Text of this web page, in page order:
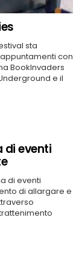
sta
con
BookInvaders
e il
di eventi
di eventi
di allargare e